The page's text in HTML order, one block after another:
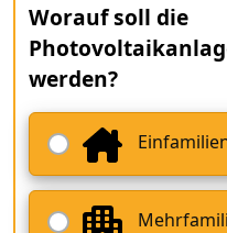
Worauf soll die
werden?